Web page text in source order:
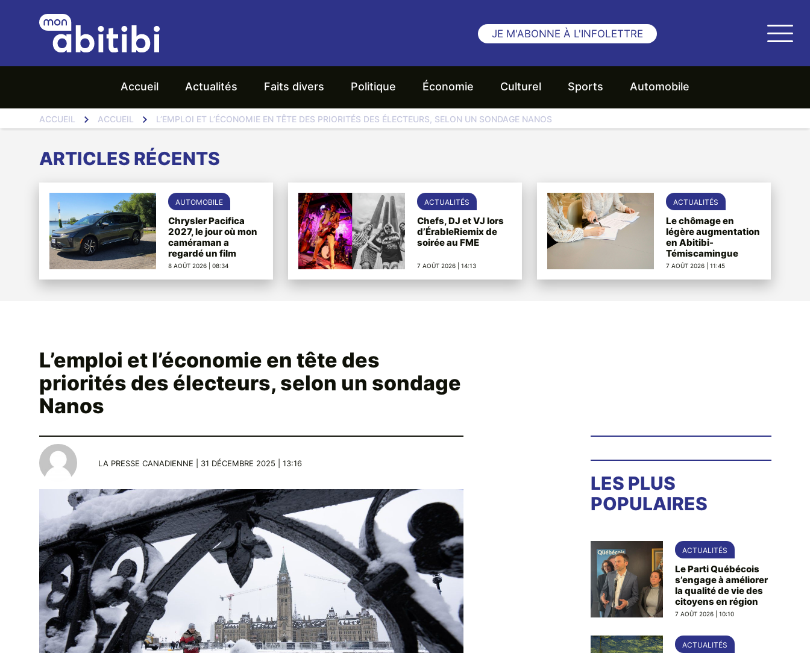
JE M'ABONNE À L'INFOLETTRE
Accueil Actualités Faits divers Politique Économie Culturel Sports Automobile
ACCUEIL ACCUEIL L’EMPLOI ET L’ÉCONOMIE EN TÊTE DES PRIORITÉS DES ÉLECTEURS, SELON UN SONDAGE NANOS
ARTICLES RÉCENTS
AUTOMOBILE
Chrysler Pacifica
2027, le jour où mon
caméraman a
regardé un film
8 AOÛT 2026 | 08:34
ACTUALITÉS
Chefs, DJ et VJ lors
d’ÉrableRiemix de
soirée au FME
7 AOÛT 2026 | 14:13
ACTUALITÉS
Le chômage en
légère augmentation
en Abitibi-
Témiscamingue
7 AOÛT 2026 | 11:45
L’emploi et l’économie en tête des
priorités des électeurs, selon un sondage
Nanos
LA PRESSE CANADIENNE | 31 DÉCEMBRE 2025 | 13:16
LES PLUS
POPULAIRES
ACTUALITÉS
Le Parti Québécois
s’engage à améliorer
la qualité de vie des
citoyens en région
7 AOÛT 2026 | 10:10
ACTUALITÉS